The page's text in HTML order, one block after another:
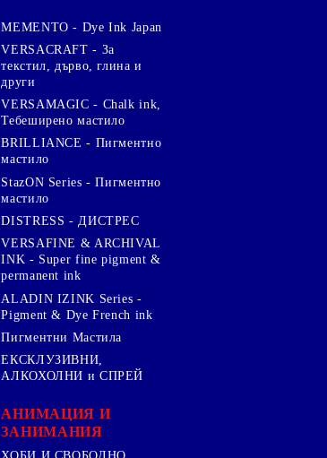
MEMENTO - Dye Ink Japan
VERSACRAFT - За
текстил, дърво, глина и
други
VERSAMAGIC - Chalk ink,
Тебеширено мастило
BRILLIANCE - Пигментно
мастило
StazON Series - Пигментно
мастило
DISTRESS - ДИСТРЕС
VERSAFINE & ARCHIVAL
INK - Super fine pigment &
permanent ink
ALADIN IZINK Series -
Pigment & Dye French ink
Пигментни Мастила
ЕКСКЛУЗИВНИ,
АЛКОХОЛНИ и СПРЕЙ
АНИМАЦИЯ И
ЗАНИМАНИЯ